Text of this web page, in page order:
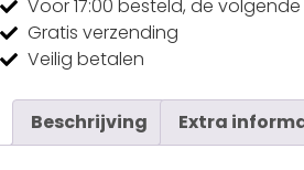
Voor 17:00 besteld, de
Gratis verzending
Veilig betalen
Beschrijving Extra